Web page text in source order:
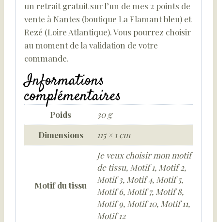
un retrait gratuit sur l’un de mes 2 points de
vente à Nantes (boutique La Flamant bleu) et
Rezé (Loire Atlantique). Vous pourrez choisir
au moment de la validation de votre
commande.
Informations
complémentaires
Poids
30 g
Dimensions
115 × 1 cm
Motif du tissu
Je veux choisir mon motif
de tissu, Motif 1, Motif 2,
Motif 3, Motif 4, Motif 5,
Motif 6, Motif 7, Motif 8,
Motif 9, Motif 10, Motif 11,
Motif 12